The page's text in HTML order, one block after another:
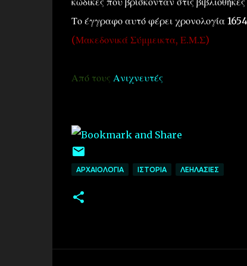
Το έγγραφο αυτό φέρει χρονολογία
(Μακεδονικά Σύμμεικτα, Ε.Μ.Σ)
Από τους Ανιχνευτές
ΑΡΧΑΙΟΛΟΓΙΑ ΙΣΤΟΡΙΑ ΛΕΗΛΑΣΙΕΣ